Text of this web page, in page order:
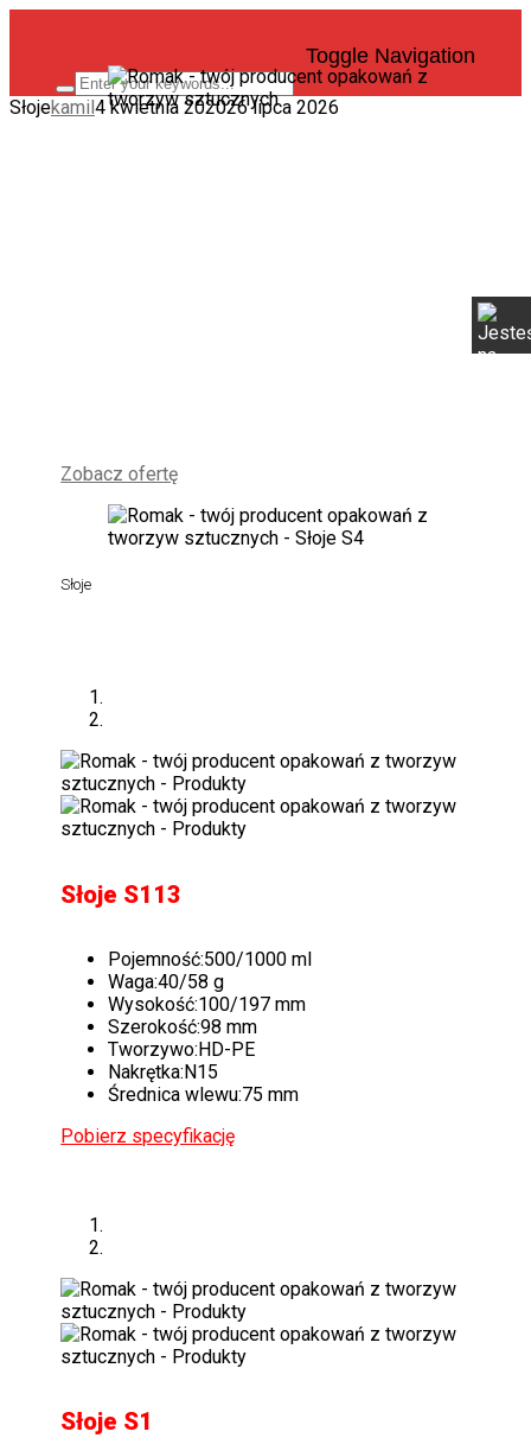
Toggle Navigation
Słojekamil4 kwietnia 202026 lipca 2026
Zobacz ofertę
Słoje
Słoje S113
Pojemność:500/1000 ml
Waga:40/58 g
Wysokość:100/197 mm
Szerokość:98 mm
Tworzywo:HD-PE
Nakrętka:N15
Średnica wlewu:75 mm
Pobierz specyfikację
Słoje S1